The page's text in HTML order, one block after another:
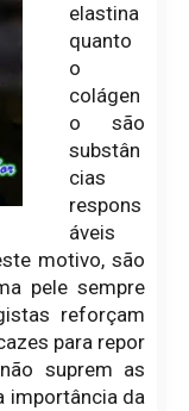
elastina
quanto
o
colágen
o são
substân
cias
respons
áveis
motivo, são
pele sempre
reforçam
para repor
suprem as
importância da